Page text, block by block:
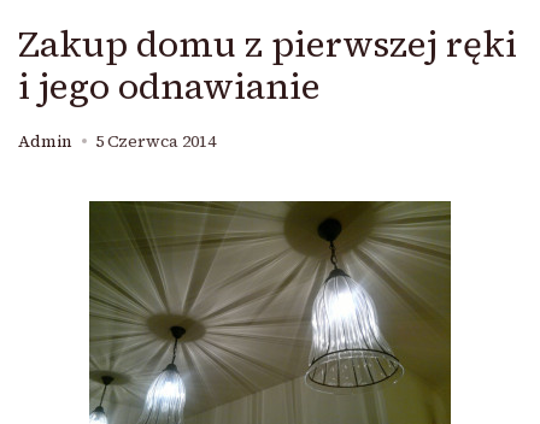
Zakup domu z pierwszej ręki
i jego odnawianie
Admin 5 Czerwca 2014